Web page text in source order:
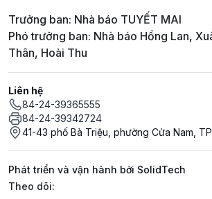
Trưởng ban: Nhà báo TUYẾT MAI
Phó trưởng ban: Nhà báo Hồng Lan,
Thân, Hoài Thu
Liên hệ
84-24-39365555
84-24-39342724
41-43 phố Bà Triệu, phường Cửa Nam,
Phát triển và vận hành bởi SolidTech
Mạng xã hội
Theo dõi: